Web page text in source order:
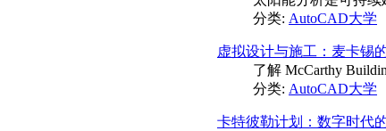
分类: AutoCAD大学
虚拟设计与施工：麦卡锡
了解 McCarthy
分类: AutoCAD大学
卡特彼勒计划：数字时代